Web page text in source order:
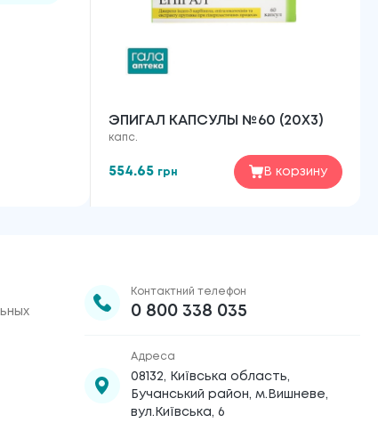
ЭПИГАЛ КАПСУЛЫ №60 (20Х3)
капс.
554.65 грн В корзину
Контактний телефон
0 800 338 035
Адреса
08132, Київська область,
Бучанський район, м.Вишневе,
вул.Київська, 6